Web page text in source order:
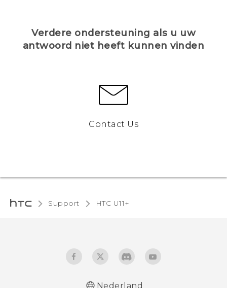
Verdere ondersteuning als u uw
antwoord niet heeft kunnen vinden
Contact Us
Support HTC U11+‎
Nederland